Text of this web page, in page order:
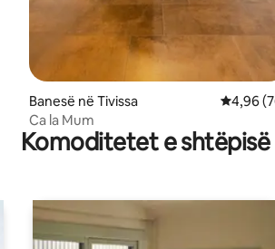
Banesë në Tivissa
4,96
Ca la Mum
Komoditetet e